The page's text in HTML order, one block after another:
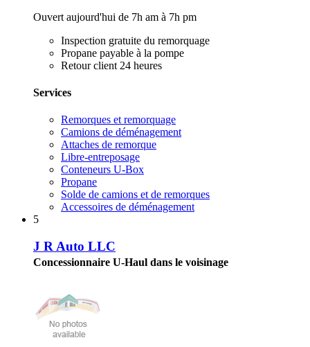
Ouvert aujourd'hui de 7h am à 7h pm
Inspection gratuite du remorquage
Propane payable à la pompe
Retour client 24 heures
Services
Remorques et remorquage
Camions de déménagement
Attaches de remorque
Libre-entreposage
Conteneurs U-Box
Propane
Solde de camions et de remorques
Accessoires de déménagement
5
J R Auto LLC
Concessionnaire U-Haul dans le voisinage